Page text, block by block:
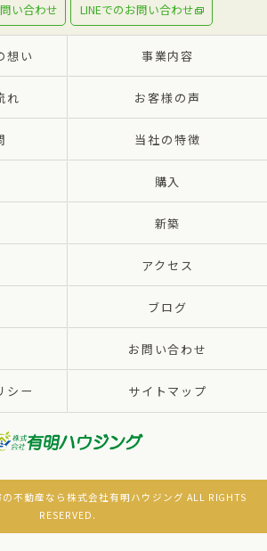
い合わせ LINEでのお問い合わせ
想い 事業内容
れ お客様の声
当社の特徴
購入
新築
アクセス
ブログ
お問い合わせ
シー サイトマップ
不動産なら株式会社有明ハウジング ALL RIGHTS
RESERVED.